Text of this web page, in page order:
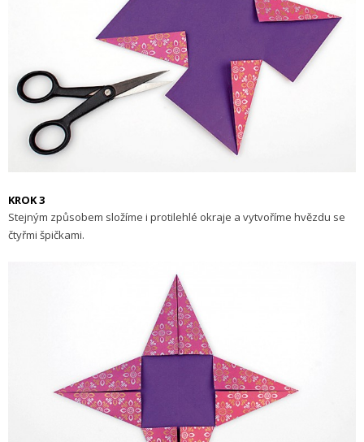
KROK 3
Stejným způsobem složíme i protilehlé okraje a vytvoříme hvězdu se
čtyřmi špičkami.